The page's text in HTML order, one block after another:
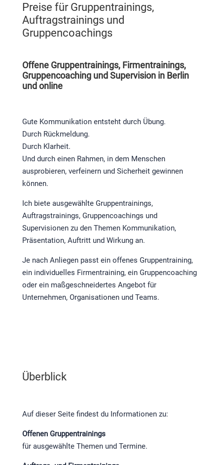
Preise für Gruppentrainings,
Auftragstrainings und
Gruppencoachings
Offene Gruppentrainings, Firmentrainings,
Gruppencoaching und Supervision in Berlin
und online
Gute Kommunikation entsteht durch Übung.
Durch Rückmeldung.
Durch Klarheit.
Und durch einen Rahmen, in dem Menschen
ausprobieren, verfeinern und Sicherheit gewinnen
können.
Ich biete ausgewählte Gruppentrainings,
Auftragstrainings, Gruppencoachings und
Supervisionen zu den Themen Kommunikation,
Präsentation, Auftritt und Wirkung an.
Je nach Anliegen passt ein offenes Gruppentraining,
ein individuelles Firmentraining, ein Gruppencoaching
oder ein maßgeschneidertes Angebot für
Unternehmen, Organisationen und Teams.
Überblick
Auf dieser Seite findest du Informationen zu:
Offenen Gruppentrainings
für ausgewählte Themen und Termine.